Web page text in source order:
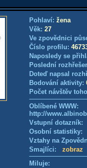
Pohlaví: žena
Věk: 27
Ve zpovědnici
Číslo profilu:
Naposledy se
Poslední
Doteď napsal
Bodování aktivity:
Počet návštěv
Oblíbené WWW:
http://
Vstupní
Osobní
Vztahy na
Smajlíci: zobraz
Miluje: